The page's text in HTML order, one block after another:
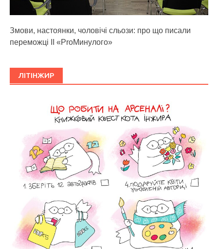
Змови, настоянки, чоловічі сльози: про що писали
переможці ІІ «ProМинулого»
ЛІТІНЖИР